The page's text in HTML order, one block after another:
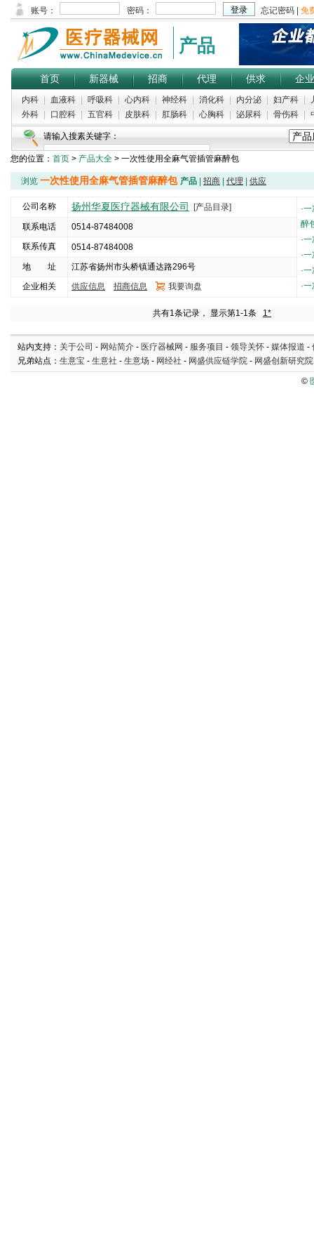
产品
首页 新器械 招商 代理 供求 企业
内科 血液科 呼吸科 心内科 神经科 消化科 内分泌 妇产科
外科
口腔科 五官科 皮肤科 肛肠科 心胸科 泌尿科 骨伤科
请输入搜素关键字：
您的位置： 首页 > 产品大全 > 一次性使用全麻气管插管麻醉包
浏览 一次性使用全麻气管插管麻醉包 产品 招商 代理 供应
公司名称 扬州华夏医疗器械有限公司 [产品目录] ·一
醉
·一
·一
·一
·一
联系电话
0514-87484008
联系传真
0514-87484008
地 址
江苏省扬州市头桥镇通达路296号
企业相关
供应信息 招商信息 我要询盘
共有1条记录， 显示第1-1条 1*
站内支持： 关于公司 - 网站简介 - 医疗器械网 - 服务项目 - 领导关怀 - 媒体报道 -
兄弟站点： 生意宝 - 生意社 - 生意场 - 网经社 - 网盛供应链学院 - 网盛创新研究院
©